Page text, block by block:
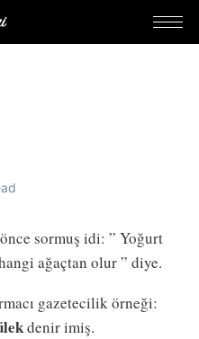
sormuş idi: ” Yoğurt
ağaçtan olur ” diye.
gazetecilik örneği:
denir imiş.